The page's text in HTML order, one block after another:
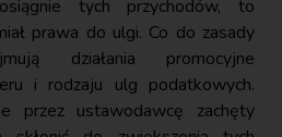
tych przychodów, to
prawa do ulgi. Co do zasady
działania promocyjne
i rodzaju ulg podatkowych.
przez ustawodawcę zachęty